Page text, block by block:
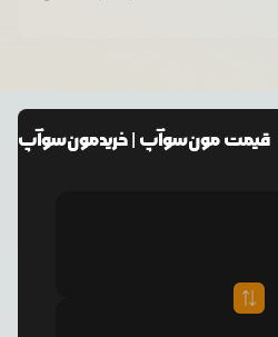
قیمتمون‌سوآپ | خریدمون‌سوآپ